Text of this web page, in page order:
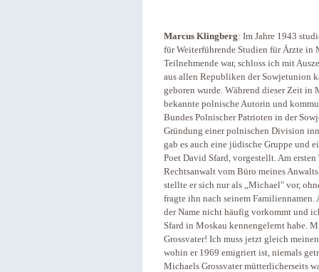
Marcus Klingberg : Im Jahre 1943
für Weiterführende Studien für Ärzte in
Teilnehmende war, schloss ich mit
aus allen Republiken der Sowjetunion
geboren wurde. Während dieser Zeit in
bekannte polnische Autorin und
Bundes Polnischer Patrioten in der
Gründung einer polnischen Division
gab es auch eine jüdische Gruppe und
Poet David Sfard, vorgestellt. Am
Rechtsanwalt vom Büro meines
stellte er sich nur als „Michael" vor,
fragte ihn nach seinem
der Name nicht häufig vorkommt und
Sfard in Moskau kennengelernt habe.
Grossvater! Ich muss jetzt gleich
wohin er 1969 emigriert ist, niemals
Michaels Grossvater mütterlicherseits